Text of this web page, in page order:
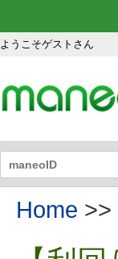
ようこそゲストさん
Home >>